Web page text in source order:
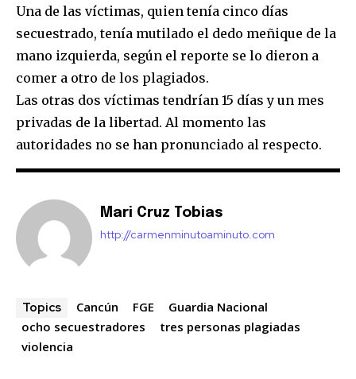
Una de las víctimas, quien tenía cinco días
secuestrado, tenía mutilado el dedo meñique de la
mano izquierda, según el reporte se lo dieron a
comer a otro de los plagiados.
Las otras dos víctimas tendrían 15 días y un mes
privadas de la libertad. Al momento las
autoridades no se han pronunciado al respecto.
Mari Cruz Tobias
http://carmenminutoaminuto.com
Topics Cancún FGE
Guardia Nacional
ocho secuestradores
tres personas plagiadas
violencia